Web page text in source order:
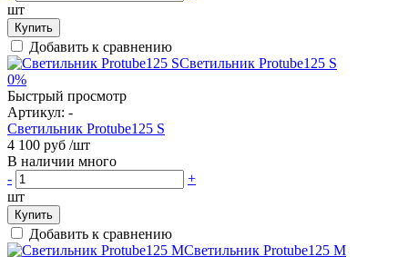
шт
Купить
Добавить к сравнению
0%
Быстрый просмотр
Артикул: -
Светильник Protube125 S
4 100 руб /шт
В наличии много
-
+
шт
Купить
Добавить к сравнению